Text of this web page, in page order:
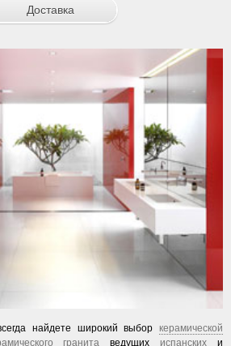
Доставка
найдете широкий выбор керамической
гранита ведущих испанских и